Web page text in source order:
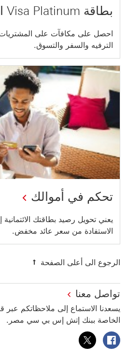
بطاقة Visa Platinum الائتمانية
احصل على مكافآت على
الترفيه والسفر والتسوق.
تحكم في أموالك
الاستفادة من سعر عائد مخفض.
الرجوع الى أعلى الصفحة
تواصل معنا
يسعدنا الاستماع إلى ملاحظاتكم عبر
الخاصة ببنك إتش إس بي سي مصر.
بنك HSBC مصر على فيسبوك سيتم فتح هذا الرابط في نافذة جديدة
بنك HSBC مصر على فيسبوك سيتم فتح هذا الرابط في نافذة جديدة